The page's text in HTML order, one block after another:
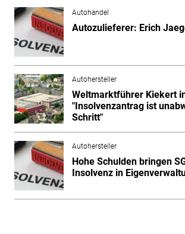
Autohandel
Autozulieferer: Erich
Autohersteller
Weltmarktführer Kiekert
"Insolvenzantrag ist
Schritt"
Autohersteller
Hohe Schulden bringen
Insolvenz in